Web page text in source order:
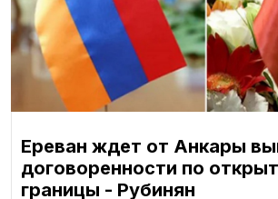
Ереван ждет от Анкары
договоренности по
границы - Рубинян